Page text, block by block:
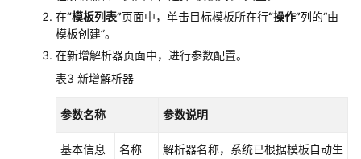
管 在“模板列表”页面中，单击目标模板所在行“操作”列的“由
模板创建”。
在新增解析器页面中，进行参数配置。
表3 新增解析器
参数名称 参数说明
基本信息 名称
解析器名称，系统已根据模板自动生